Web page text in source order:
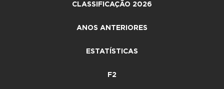
CLASSIFICAÇÃO 2026
ANOS ANTERIORES
ESTATÍSTICAS
F2